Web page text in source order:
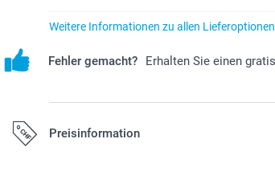
Weitere Informationen zu allen Lieferoptionen
Fehler gemacht? Erhalten Sie einen
Preisinformation